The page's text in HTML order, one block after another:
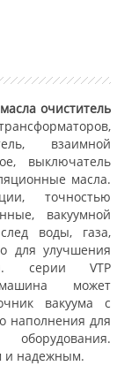
очиститель
взаимной
выключатель
масла.
точностью
вакуумной
воды, газа,
для улучшения
серии VTP
машина может
вакуума с
наполнения для
оборудования.
и надежным.